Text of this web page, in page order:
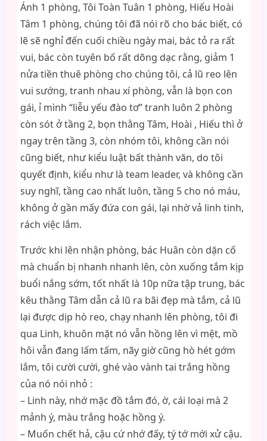
Ánh 1 phòng, Tôi Toàn Tuân 1 phòng, Hiếu Hoài
Tâm 1 phòng, chúng tôi đã nói rõ cho bác biết, có
lẽ sẽ nghỉ đến cuối chiều ngày mai, bác tỏ ra rất
vui, bác còn tuyên bố rất dõng dạc rằng, giảm 1
nửa tiền thuê phòng cho chúng tôi, cả lũ reo lên
vui sướng, tranh nhau xí phòng, vẫn là bọn con
gái, ỉ mình “liễu yếu đào tơ” tranh luôn 2 phòng
còn sót ở tầng 2, bọn thằng Tâm, Hoài , Hiếu thì ở
ngay trên tầng 3, còn nhóm tôi, không cần nói
cũng biết, như kiểu luật bất thành văn, do tôi
quyết định, kiểu như là team leader, và không cần
suy nghĩ, tầng cao nhất luôn, tầng 5 cho nó máu,
không ở gần mấy đứa con gái, lại nhờ vả linh tinh,
rách việc lắm.
Trước khi lên nhận phòng, bác Huân còn dặn cố
mà chuẩn bị nhanh nhanh lên, còn xuống tắm kịp
buổi nắng sớm, tốt nhất là 10p nữa tập trung, bác
kêu thằng Tâm dẫn cả lũ ra bãi đẹp mà tắm, cả lũ
lại được dịp hò reo, chạy nhanh lên phòng, tôi đi
qua Linh, khuôn mặt nó vẫn hồng lên vì mệt, mồ
hôi vẫn đang lấm tấm, nãy giờ cũng hò hét gớm
lắm, tôi cười cười, ghé vào vành tai trắng hồng
của nó nói nhỏ :
– Linh này, nhớ mặc đồ tắm đó, ờ, cái loại mà 2
mảnh ý, màu trắng hoặc hồng ý.
– Muốn chết hả, cậu cứ nhớ đấy, tý tớ mới xử cậu.